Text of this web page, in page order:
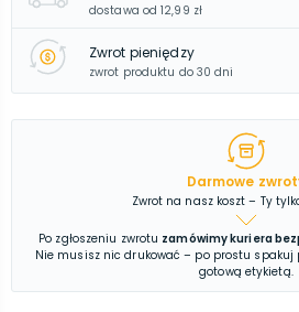
dostawa od 12,99 zł
Zwrot pieniędzy
zwrot produktu do 30 dni
Darmowe
Zwrot na nasz koszt – Ty
Po zgłoszeniu zwrotu zamówimy kuriera
Nie musisz nic drukować – po prostu spakuj
gotową etykietą.